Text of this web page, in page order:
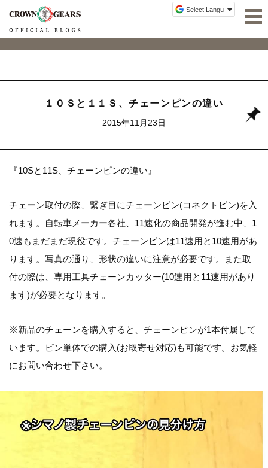
１０Ｓと１１Ｓ、チェーンピンの違い
2015年11月23日
『10Sと11S、チェーンピンの違い』
チェーン取付の際、繋ぎ目にチェーンピン(コネクトピン)を入
れます。自転車メーカー各社、11速化の商品開発が進む中、1
0速もまだまだ現役です。チェーンピンは11速用と10速用があ
ります。写真の通り、形状の違いに注意が必要です。また取
付の際は、専用工具チェーンカッター(10速用と11速用があり
ます)が必要となります。
※新品のチェーンを購入すると、チェーンピンが1本付属して
います。ピン単体での購入(お取寄せ対応)も可能です。お気軽
にお問い合わせ下さい。